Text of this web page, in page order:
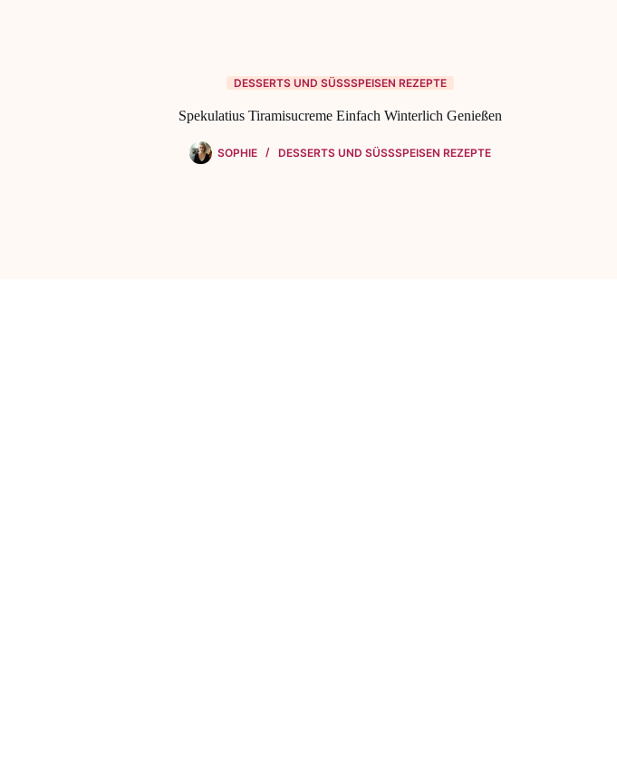
DESSERTS UND SÜSSSPEISEN REZEPTE
Spekulatius Tiramisucreme Einfach Winterlich Genießen
SOPHIE DESSERTS UND SÜSSSPEISEN REZEPTE